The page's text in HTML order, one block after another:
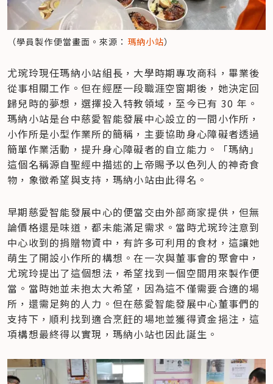
（學員製作便當畫面。來源： 瑪納小站）
尤琬玲現任瑪納小站組長，大學時期專攻商科，畢業後
從事相關工作。但在經歷一段職涯空窗期後，她決定回
歸兒時的夢想，選擇投入特教領域，至今已有 30 年。
瑪納小站是台中慈愛智能發展中心設立的一間小作所，
小作所是小型作業所的簡稱，主要協助身心障礙者透過
簡單作業活動，提升身心障礙者的自立能力。「瑪納」
這個名稱源自聖經中描述的上帝賜予以色列人的神奇食
物，象徵希望與支持，瑪納小站由此得名。
早期慈愛智能發展中心的便當交由外部商家提供，但無
論價格還是味道，都未能滿足需求。當時尤琬玲注意到
中心收到的捐贈物資中，有許多可利用的食材，這讓她
萌生了開設小作所的構想。在一次與董事會的聚會中，
尤琬玲提出了這個想法，希望找到一個空間用來製作便
當。當時她並未抱太大希望，因為這不僅需要合適的場
所，還需足夠的人力。但在慈愛智能發展中心董事們的
支持下，順利找到適合烹飪的場地並獲得資金挹注，這
項構想最終得以實現，瑪納小站也因此誕生。